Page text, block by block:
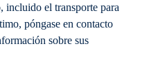
incluido el transporte para
póngase en contacto
sobre sus